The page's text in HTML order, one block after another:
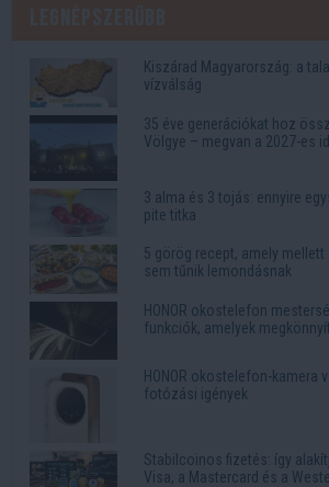
Kiszárad Magyarország: a
vízválság
35 éve generációkat hoz
Völgye – megvan a 2027-es
3 alma és 3 tojás: ennyire
pite titka
5 görög recept, amely mellett
sem tűnik lemondásnak
HONOR okostelefon
funkciók, amelyek
HONOR okostelefon-kamera
fotózási igények
Stabilcoinos fizetés: így
Visa, a Mastercard és a